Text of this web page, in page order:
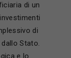
di un
di
Stato.
e lo